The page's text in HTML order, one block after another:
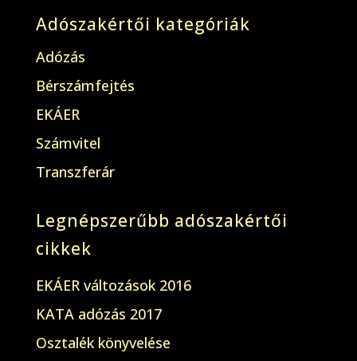
Adószakértői kategóriák
Adózás
Bérszámfejtés
EKÁER
Számvitel
Transzferár
Legnépszerűbb adószakértői
cikkek
EKÁER változások 2016
KATA adózás 2017
Osztalék könyvelése